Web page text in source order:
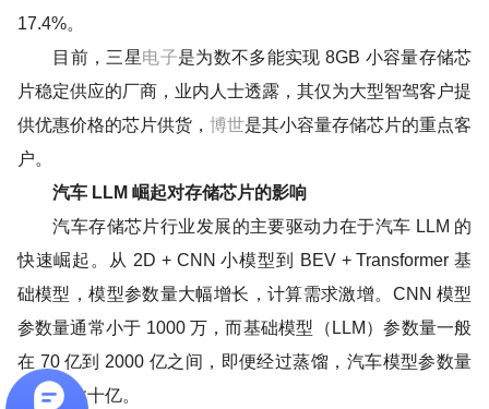
17.4%。
目前，三星电子是为数不多能实现 8GB 小容量存储芯
片稳定供应的厂商，业内人士透露，其仅为大型智驾客户提
供优惠价格的芯片供货， 博世是其小容量存储芯片的重点客
户。
汽车 LLM 崛起对存储芯片的影响
汽车存储芯片行业发展的主要驱动力在于汽车 LLM 的
快速崛起。从 2D + CNN 小模型到 BEV + Transformer 基
础模型，模型参数量大幅增长，计算需求激增。CNN 模型
参数量通常小于 1000 万，而基础模型（LLM）参数量一般
在 70 亿到 2000 亿之间，即便经过蒸馏，汽车模型参数量
仍高达数十亿。